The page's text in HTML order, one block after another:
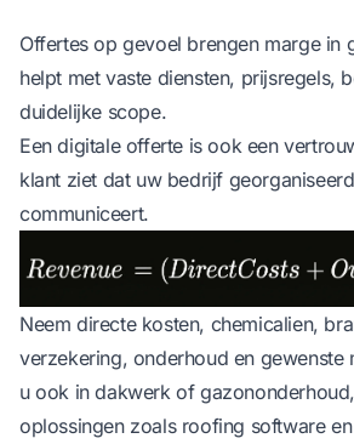
Offertes op gevoel brengen marge in
helpt met vaste diensten, prijsregels,
duidelijke scope.
Een digitale offerte is ook een
klant ziet dat uw bedrijf
communiceert.
Neem directe kosten, chemicalien,
verzekering, onderhoud en gewenste
u ook in dakwerk of
oplossingen zoals roofing softwareen